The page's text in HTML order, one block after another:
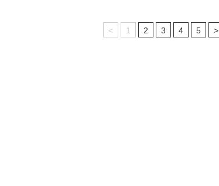
< 1 2 3 4 5 >